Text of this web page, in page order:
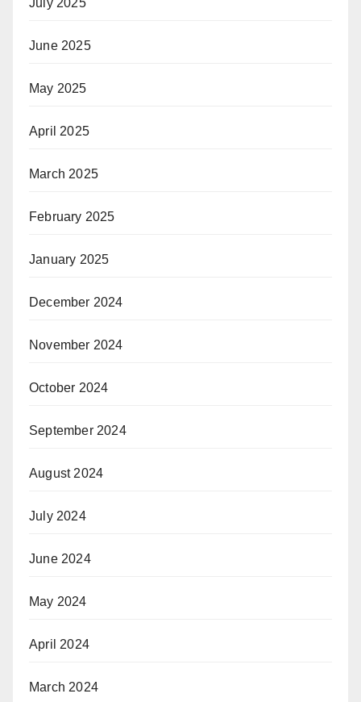
July 2025
June 2025
May 2025
April 2025
March 2025
February 2025
January 2025
December 2024
November 2024
October 2024
September 2024
August 2024
July 2024
June 2024
May 2024
April 2024
March 2024